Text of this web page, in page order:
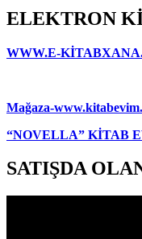
ELEKTRON
WWW.E-
Mağaza-
“NOVELLA” KİTAB
SATIŞDA